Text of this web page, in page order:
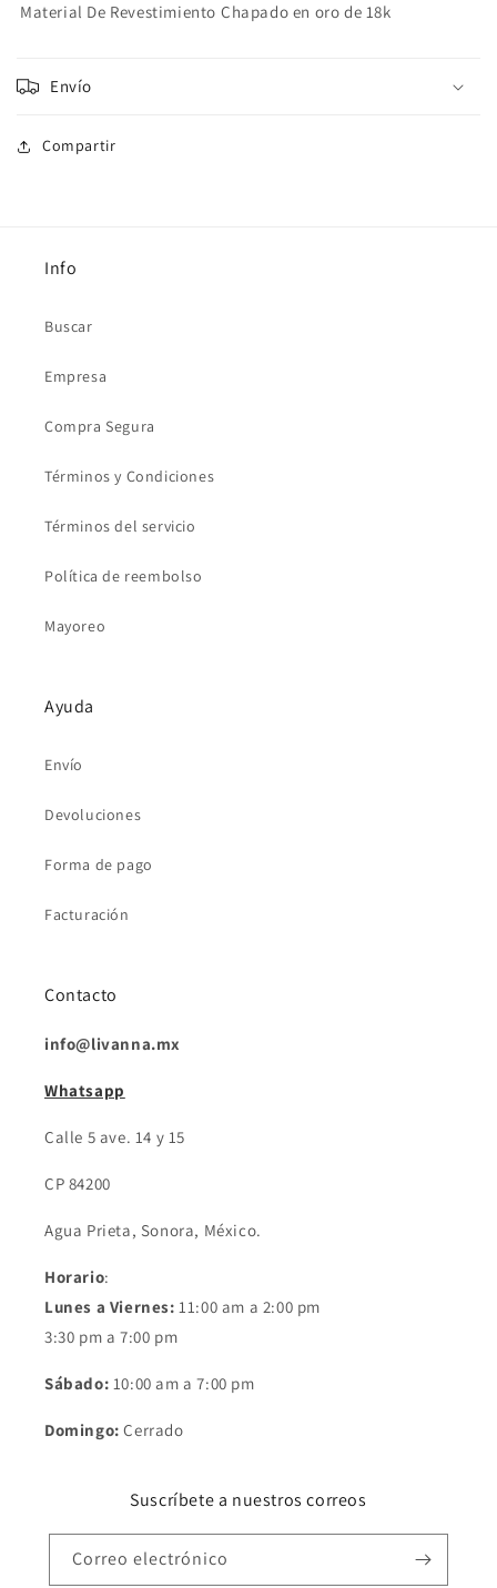
Material De Revestimiento Chapado en oro de 18k
Envío
Compartir
Info
Buscar
Empresa
Compra Segura
Términos y Condiciones
Términos del servicio
Política de reembolso
Mayoreo
Ayuda
Envío
Devoluciones
Forma de pago
Facturación
Contacto
info@livanna.mx
Whatsapp
Calle 5 ave. 14 y 15
CP 84200
Agua Prieta, Sonora, México.
Horario:
Lunes a Viernes: 11:00 am a 2:00 pm
3:30 pm a 7:00 pm
Sábado: 10:00 am a 7:00 pm
Domingo: Cerrado
Suscríbete a nuestros correos
Correo electrónico